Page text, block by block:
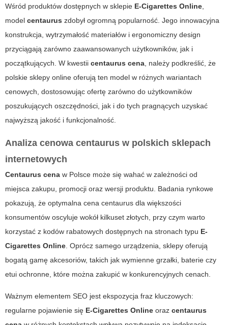
Wśród produktów dostępnych w sklepie E-Cigarettes Online,
model centaurus zdobył ogromną popularność. Jego innowacyjna
konstrukcja, wytrzymałość materiałów i ergonomiczny design
przyciągają zarówno zaawansowanych użytkowników, jak i
początkujących. W kwestii centaurus cena, należy podkreślić, że
polskie sklepy online oferują ten model w różnych wariantach
cenowych, dostosowując ofertę zarówno do użytkowników
poszukujących oszczędności, jak i do tych pragnących uzyskać
najwyższą jakość i funkcjonalność.
Analiza cenowa centaurus w polskich sklepach
internetowych
Centaurus cena w Polsce może się wahać w zależności od
miejsca zakupu, promocji oraz wersji produktu. Badania rynkowe
pokazują, że optymalna cena centaurus dla większości
konsumentów oscyluje wokół kilkuset złotych, przy czym warto
korzystać z kodów rabatowych dostępnych na stronach typu E-
Cigarettes Online. Oprócz samego urządzenia, sklepy oferują
bogatą gamę akcesoriów, takich jak wymienne grzałki, baterie czy
etui ochronne, które można zakupić w konkurencyjnych cenach.
Ważnym elementem SEO jest ekspozycja fraz kluczowych:
regularne pojawienie się E-Cigarettes Online oraz centaurus